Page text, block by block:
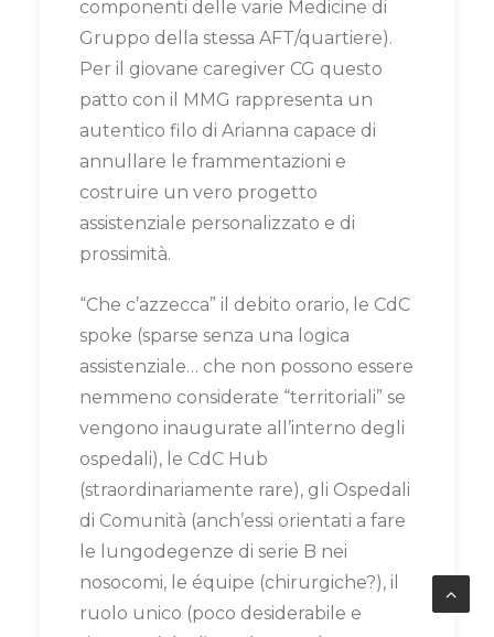
componenti delle varie Medicine di
Gruppo della stessa AFT/quartiere).
Per il giovane caregiver CG questo
patto con il MMG rappresenta un
autentico filo di Arianna capace di
annullare le frammentazioni e
costruire un vero progetto
assistenziale personalizzato e di
prossimità.
“Che c’azzecca” il debito orario, le CdC
spoke (sparse senza una logica
assistenziale… che non possono essere
nemmeno considerate “territoriali” se
vengono inaugurate all’interno degli
ospedali), le CdC Hub
(straordinariamente rare), gli Ospedali
di Comunità (anch’essi orientati a fare
le lungodegenze di serie B nei
nosocomi, le équipe (chirurgiche?), il
ruolo unico (poco desiderabile e